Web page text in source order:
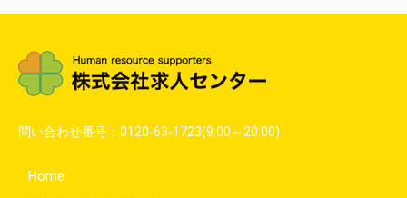
問い合わせ番号： 0120-63-1723(9:00～20:00)
Home